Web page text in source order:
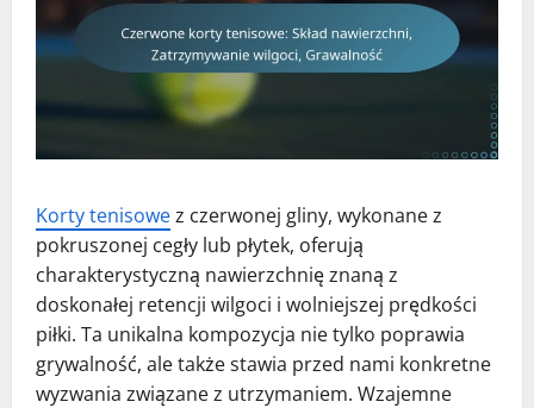
Korty tenisowez czerwonej gliny, wykonane z
pokruszonej cegły lub płytek, oferują
charakterystyczną nawierzchnię znaną z
doskonałej retencji wilgoci i wolniejszej prędkości
piłki. Ta unikalna kompozycja nie tylko poprawia
grywalność, ale także stawia przed nami konkretne
wyzwania związane z utrzymaniem. Wzajemne